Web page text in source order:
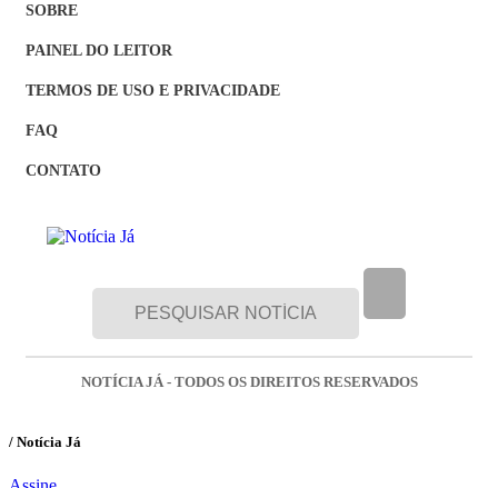
SOBRE
PAINEL DO LEITOR
TERMOS DE USO E PRIVACIDADE
FAQ
CONTATO
NOTÍCIA JÁ - TODOS OS DIREITOS RESERVADOS
/ Notícia Já